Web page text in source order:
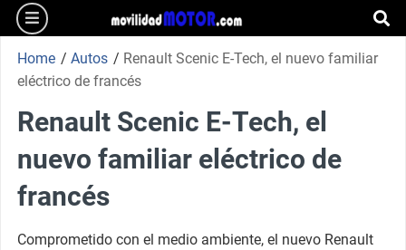
Skip
to
content
burger
Home / Autos / Renault Scenic E-Tech, el nuevo familiar
eléctrico de francés
Renault Scenic E-Tech, el
nuevo familiar eléctrico de
francés
Comprometido con el medio ambiente, el nuevo Renault